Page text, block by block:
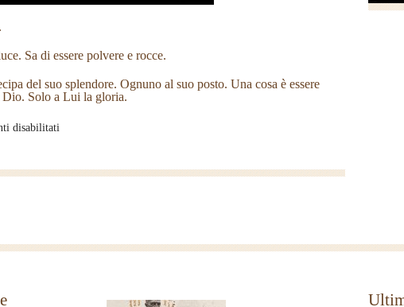
Sa di essere polvere e rocce.
del suo splendore. Ognuno al suo posto. Una cosa è essere
Dio. Solo a Lui la gloria.
disabilitatisu
cristiano